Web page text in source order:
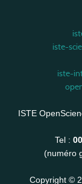
iste-
iste-
ISTE
Tel :
(numéro
Copyright ©